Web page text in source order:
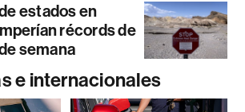
estados en
récords de
semana
e internacionales